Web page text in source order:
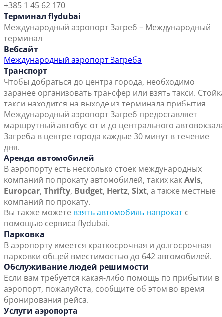
+385 1 45 62 170
Терминал flydubai
Международный аэропорт Загреб – Международный
терминал
Вебсайт
Международный аэропорт Загреба
Транспорт
Чтобы добраться до центра города, необходимо
заранее организовать трансфер или взять такси.
такси находится на выходе из терминала прибытия.
Международный аэропорт Загреб предоставляет
маршрутный автобус от и до центрального
Загреба в центре города каждые 30 минут в течение
дня.
Аренда автомобилей
В аэропорту есть несколько стоек международных
компаний по прокату автомобилей, таких какAvis,
Europcar, Thrifty, Budget, Hertz, Sixt, а также местные
компаний по прокату.
Вы также можете взять автомобиль напрокат с
помощью сервиса flydubai.
Парковка
В аэропорту имеется краткосрочная и долгосрочная
парковки общей вместимостью до 642 автомобилей.
Обслуживание людей решимости
Если вам требуется какая-либо помощь по прибытии в
аэропорт, пожалуйста, сообщите об этом во время
бронирования рейса.
Услуги аэропорта